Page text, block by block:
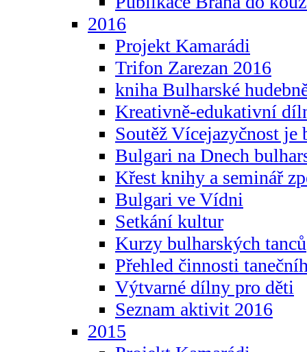
2016
Projekt Kamarádi
Trifon Zarezan 2016
kniha Bulharské
Kreativně-edukativní
Soutěž Vícejazyčnost je
Bulgari na Dnech
Křest knihy a seminář
Bulgari ve Vídni
Setkání kultur
Kurzy bulharských tanců
Přehled činnosti
Výtvarné dílny pro děti
Seznam aktivit 2016
2015